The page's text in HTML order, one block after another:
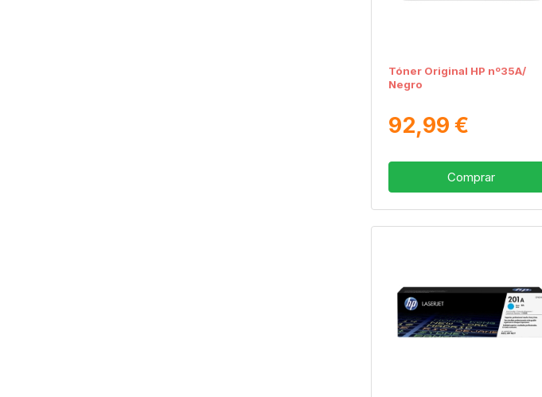
Tóner Original HP nº35A/
Negro
92,99 €
Comprar